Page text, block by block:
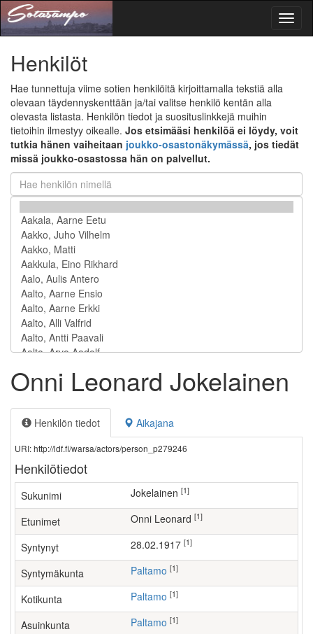
Henkilöt
Hae tunnettuja viime sotien henkilöitä kirjoittamalla tekstiä alla
olevaan täydennyskenttään ja/tai valitse henkilö kentän alla
olevasta listasta. Henkilön tiedot ja suosituslinkkejä muihin
tietoihin ilmestyy oikealle. Jos etsimääsi henkilöä ei löydy, voit
tutkia hänen vaiheitaan joukko-osastonäkymässä, jos tiedät
missä joukko-osastossa hän on palvellut.
Onni Leonard Jokelainen
Henkilön tiedot Aikajana
URI: http://ldf.fi/warsa/actors/person_p279246
Henkilötiedot
Sukunimi Jokelainen [1]
Etunimet Onni Leonard [1]
Syntynyt 28.02.1917 [1]
Syntymäkunta Paltamo [1]
Kotikunta Paltamo [1]
Asuinkunta Paltamo [1]